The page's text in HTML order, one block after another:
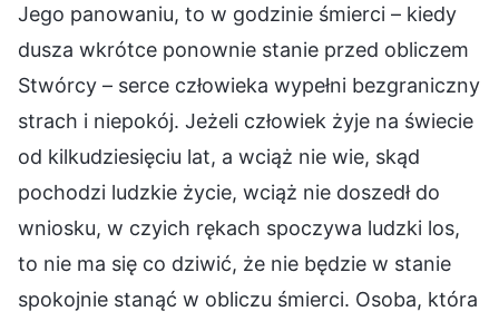
Jego panowaniu, to w godzinie śmierci – kiedy
dusza wkrótce ponownie stanie przed obliczem
Stwórcy – serce człowieka wypełni bezgraniczny
strach i niepokój. Jeżeli człowiek żyje na świecie
od kilkudziesięciu lat, a wciąż nie wie, skąd
pochodzi ludzkie życie, wciąż nie doszedł do
wniosku, w czyich rękach spoczywa ludzki los,
to nie ma się co dziwić, że nie będzie w stanie
spokojnie stanąć w obliczu śmierci. Osoba, która